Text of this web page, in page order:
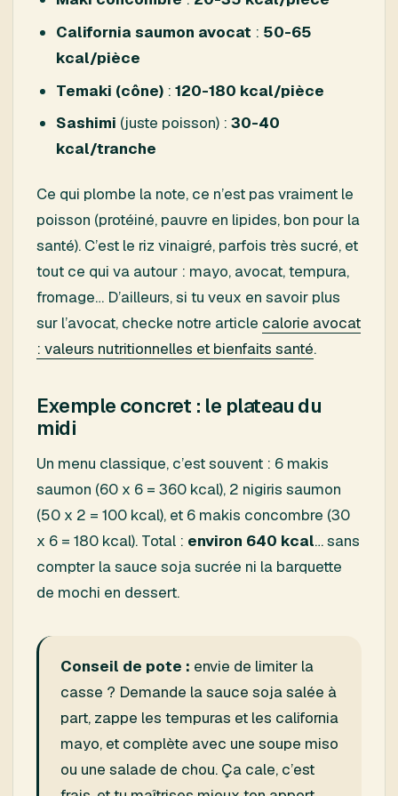
California saumon avocat : 50-65
kcal/pièce
Temaki (cône): 120-180 kcal/pièce
Sashimi (juste poisson) : 30-40
kcal/tranche
Ce qui plombe la note, ce n’est pas vraiment le
poisson (protéiné, pauvre en lipides, bon pour la
santé). C’est le riz vinaigré, parfois très sucré, et
tout ce qui va autour : mayo, avocat, tempura,
fromage… D’ailleurs, si tu veux en savoir plus
sur l’avocat, checke notre article calorie avocat
: valeurs nutritionnelles et bienfaits santé.
Exemple concret : le plateau du
midi
Un menu classique, c’est souvent : 6 makis
saumon (60 x 6 = 360 kcal), 2 nigiris saumon
(50 x 2 = 100 kcal), et 6 makis concombre (30
x 6 = 180 kcal). Total : environ 640 kcal… sans
compter la sauce soja sucrée ni la barquette
de mochi en dessert.
Conseil de pote : envie de limiter la
casse ? Demande la sauce soja salée à
part, zappe les tempuras et les california
mayo, et complète avec une soupe miso
ou une salade de chou. Ça cale, c’est